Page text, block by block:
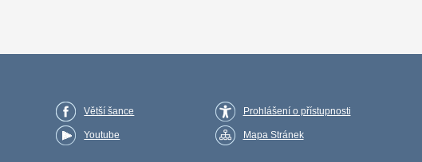
Větší šance
Youtube
Prohlášení o přístupnosti
Mapa Stránek